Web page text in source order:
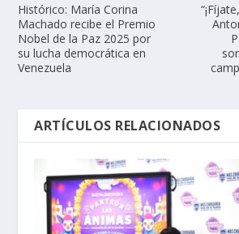
Histórico: María Corina
Machado recibe el Premio
Nobel de la Paz 2025 por
su lucha democrática en
Venezuela
ARTÍCULOS RELACIONADOS